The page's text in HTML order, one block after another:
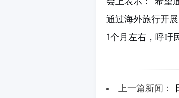
通过海外旅行开
1个月左右，呼吁
上一篇新闻：